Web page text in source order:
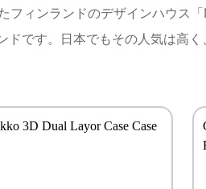
フィンランドのデザインハウス
ドです。日本でもその人気は高く
3D Dual Layor Case Case